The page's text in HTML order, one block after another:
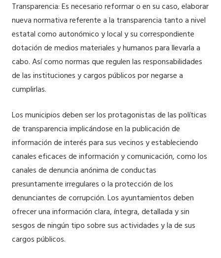
Transparencia: Es necesario reformar o en su caso, elaborar
nueva normativa referente a la transparencia tanto a nivel
estatal como autonómico y local y su correspondiente
dotación de medios materiales y humanos para llevarla a
cabo. Así como normas que regulen las responsabilidades
de las instituciones y cargos públicos por negarse a
cumplirlas.
Los municipios deben ser los protagonistas de las políticas
de transparencia implicándose en la publicación de
información de interés para sus vecinos y estableciendo
canales eficaces de información y comunicación, como los
canales de denuncia anónima de conductas
presuntamente irregulares o la protección de los
denunciantes de corrupción. Los ayuntamientos deben
ofrecer una información clara, íntegra, detallada y sin
sesgos de ningún tipo sobre sus actividades y la de sus
cargos públicos.